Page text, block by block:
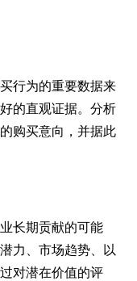
行为的重要数据来
的直观证据。分析
购买意向，并据此
长期贡献的可能
力、市场趋势、以
对潜在价值的评